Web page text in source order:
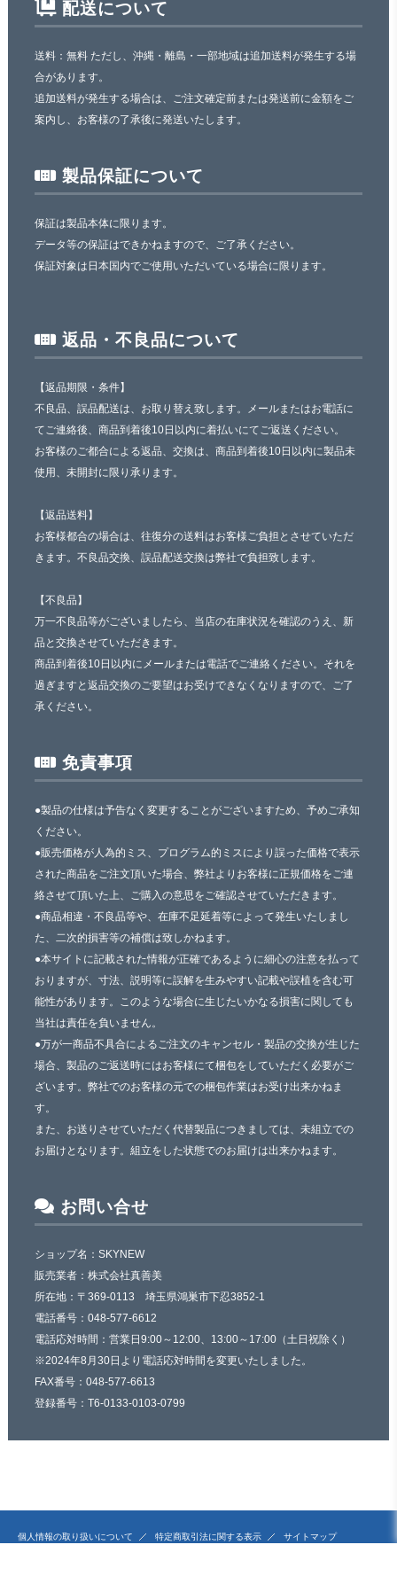
配送について
送料：無料 ただし、沖縄・離島・一部地域は追加送料が発生する場
合があります。
追加送料が発生する場合は、ご注文確定前または発送前に金額をご
案内し、お客様の了承後に発送いたします。
製品保証について
保証は製品本体に限ります。
データ等の保証はできかねますので、ご了承ください。
保証対象は日本国内でご使用いただいている場合に限ります。
返品・不良品について
【返品期限・条件】
不良品、誤品配送は、お取り替え致します。メールまたはお電話に
てご連絡後、商品到着後10日以内に着払いにてご返送ください。
お客様のご都合による返品、交換は、商品到着後10日以内に製品未
使用、未開封に限り承ります。
【返品送料】
お客様都合の場合は、往復分の送料はお客様ご負担とさせていただ
きます。不良品交換、誤品配送交換は弊社で負担致します。
【不良品】
万一不良品等がございましたら、当店の在庫状況を確認のうえ、新
品と交換させていただきます。
商品到着後10日以内にメールまたは電話でご連絡ください。それを
過ぎますと返品交換のご要望はお受けできなくなりますので、ご了
承ください。
免責事項
●製品の仕様は予告なく変更することがございますため、予めご承知
ください。
●販売価格が人為的ミス、プログラム的ミスにより誤った価格で表示
された商品をご注文頂いた場合、弊社よりお客様に正規価格をご連
絡させて頂いた上、ご購入の意思をご確認させていただきます。
●商品相違・不良品等や、在庫不足延着等によって発生いたしまし
た、二次的損害等の補償は致しかねます。
●本サイトに記載された情報が正確であるように細心の注意を払って
おりますが、寸法、説明等に誤解を生みやすい記載や誤植を含む可
能性があります。このような場合に生じたいかなる損害に関しても
当社は責任を負いません。
●万が一商品不具合によるご注文のキャンセル・製品の交換が生じた
場合、製品のご返送時にはお客様にて梱包をしていただく必要がご
ざいます。弊社でのお客様の元での梱包作業はお受け出来かねま
す。
また、お送りさせていただく代替製品につきましては、未組立での
お届けとなります。組立をした状態でのお届けは出来かねます。
お問い合せ
ショップ名：SKYNEW
販売業者：株式会社真善美
所在地：〒369-0113 埼玉県鴻巣市下忍3852-1
電話番号：048-577-6612
電話応対時間：営業日9:00～12:00、13:00～17:00（土日祝除く）
※2024年8月30日より電話応対時間を変更いたしました。
FAX番号：048-577-6613
登録番号：T6-0133-0103-0799
個人情報の取り扱いについて 特定商取引法に関する表示 サイトマップ